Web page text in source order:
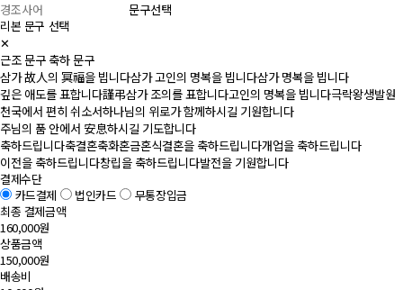
문구선택
리본 문구 선택
✕
근조 문구 축하 문구
삼가 故人의 冥福을 빕니다삼가 고인의 명복을 빕니다삼가 명복을 빕니다
깊은 애도를 표합니다謹弔삼가 조의를 표합니다고인의 명복을 빕니다극락왕생발원
천국에서 편히 쉬소서하나님의 위로가 함께하시길 기원합니다
주님의 품 안에서 安息하시길 기도합니다
축하드립니다축결혼축화혼금혼식결혼을 축하드립니다개업을 축하드립니다
이전을 축하드립니다창립을 축하드립니다발전을 기원합니다
결제수단
카드결제
법인카드
무통장입금
최종 결제금액
160,000원
상품금액
150,000원
배송비